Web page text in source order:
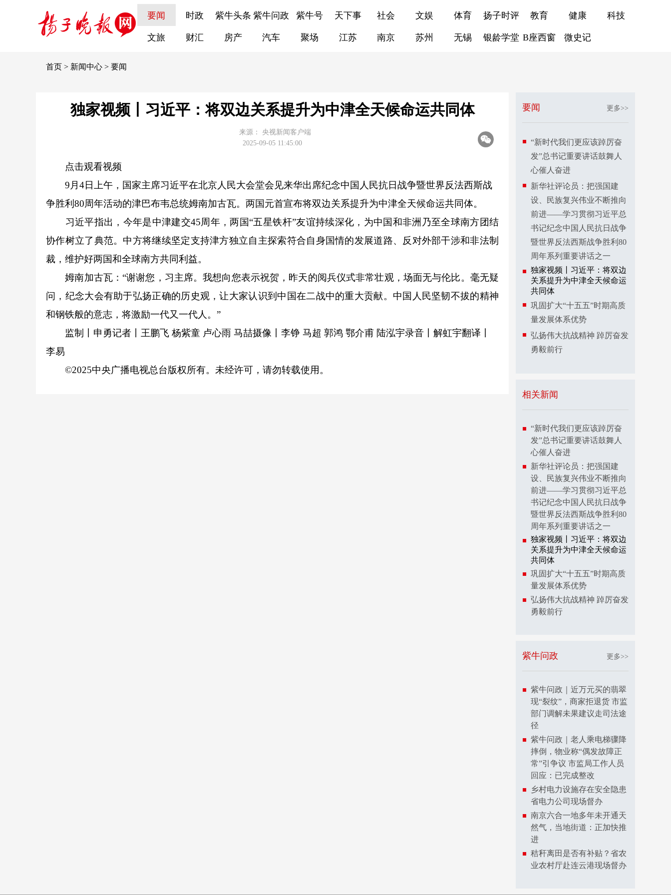
要闻 时政 紫牛头条 紫牛问政 紫牛号 天下事 社会 文娱 体育 扬子时评 教育 健康 科技
文旅 财汇 房产 汽车 聚场 江苏 南京 苏州 无锡 银龄学堂 B座西窗 微史记
首页 > 新闻中心 > 要闻
独家视频丨习近平：将双边关系提升为中津全天候命运共同体
来源：
央视新闻客户端
2025-09-05 11:45:00
点击观看视频
9月4日上午，国家主席习近平在北京人民大会堂会见来华出席纪念中国人民抗日战争暨世界反法西斯战
争胜利80周年活动的津巴布韦总统姆南加古瓦。两国元首宣布将双边关系提升为中津全天候命运共同体。
习近平指出，今年是中津建交45周年，两国“五星铁杆”友谊持续深化，为中国和非洲乃至全球南方团结
协作树立了典范。中方将继续坚定支持津方独立自主探索符合自身国情的发展道路、反对外部干涉和非法制
裁，维护好两国和全球南方共同利益。
姆南加古瓦：“谢谢您，习主席。我想向您表示祝贺，昨天的阅兵仪式非常壮观，场面无与伦比。毫无疑
问，纪念大会有助于弘扬正确的历史观，让大家认识到中国在二战中的重大贡献。中国人民坚韧不拔的精神
和钢铁般的意志，将激励一代又一代人。”
监制丨申勇记者丨王鹏飞 杨紫童 卢心雨 马喆摄像丨李铮 马超 郭鸿 鄂介甫 陆泓宇录音丨解虹宇翻译丨
李易
©2025中央广播电视总台版权所有。未经许可，请勿转载使用。
要闻 更多>>
“新时代我们更应该踔厉奋
发”总书记重要讲话鼓舞人
心催人奋进
新华社评论员：把强国建
设、民族复兴伟业不断推向
前进——学习贯彻习近平总
书记纪念中国人民抗日战争
暨世界反法西斯战争胜利80
周年系列重要讲话之一
独家视频丨习近平：将双边
关系提升为中津全天候命运
共同体
巩固扩大“十五五”时期高质
量发展体系优势
弘扬伟大抗战精神 踔厉奋发
勇毅前行
相关新闻
“新时代我们更应该踔厉奋
发”总书记重要讲话鼓舞人
心催人奋进
新华社评论员：把强国建
设、民族复兴伟业不断推向
前进——学习贯彻习近平总
书记纪念中国人民抗日战争
暨世界反法西斯战争胜利80
周年系列重要讲话之一
独家视频丨习近平：将双边
关系提升为中津全天候命运
共同体
巩固扩大“十五五”时期高质
量发展体系优势
弘扬伟大抗战精神 踔厉奋发
勇毅前行
紫牛问政 更多>>
紫牛问政｜近万元买的翡翠
现“裂纹”，商家拒退货 市监
部门调解未果建议走司法途
径
紫牛问政｜老人乘电梯骤降
摔倒，物业称“偶发故障正
常”引争议 市监局工作人员
回应：已完成整改
乡村电力设施存在安全隐患
省电力公司现场督办
南京六合一地多年未开通天
然气，当地街道：正加快推
进
秸秆离田是否有补贴？省农
业农村厅赴连云港现场督办